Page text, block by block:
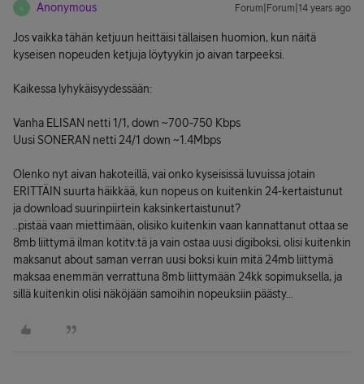
A Anonymous Forum|Forum|14 years ago
Jos vaikka tähän ketjuun heittäisi tällaisen huomion, kun näitä
kyseisen nopeuden ketjuja löytyykin jo aivan tarpeeksi.
Kaikessa lyhykäisyydessään:
Vanha ELISAN netti 1/1, down ~700-750 Kbps
Uusi SONERAN netti 24/1 down ~1.4Mbps
Olenko nyt aivan hakoteillä, vai onko kyseisissä luvuissa jotain
ERITTÄIN suurta häikkää, kun nopeus on kuitenkin 24-kertaistunut
ja download suurinpiirtein kaksinkertaistunut?
..pistää vaan miettimään, olisiko kuitenkin vaan kannattanut ottaa se
8mb liittymä ilman kotitv:tä ja vain ostaa uusi digiboksi, olisi kuitenkin
maksanut about saman verran uusi boksi kuin mitä 24mb liittymä
maksaa enemmän verrattuna 8mb liittymään 24kk sopimuksella, ja
sillä kuitenkin olisi näköjään samoihin nopeuksiin päästy...